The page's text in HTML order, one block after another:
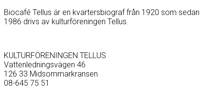
Biocafé Tellus är en kvartersbiograf från 1920 som sedan
1986 drivs av kulturföreningen Tellus.
KULTURFÖRENINGEN TELLUS
Vattenledningsvägen 46
126 33 Midsommarkransen
08-645 75 51